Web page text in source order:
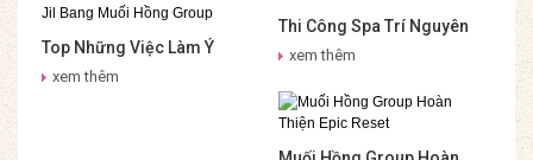
Top Những Việc Làm Ý
Nghĩa Cho Sức Khỏe –
xem thêm
Thi Công Spa Trí Nguyên
Nha Trang – Muối Hồng
xem thêm